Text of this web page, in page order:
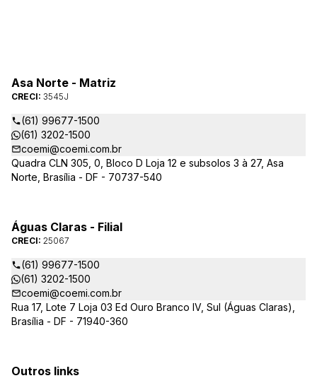
Asa Norte - Matriz
CRECI: 3545J
(61) 99677-1500
(61) 3202-1500
coemi@coemi.com.br
Quadra CLN 305, 0, Bloco D Loja 12 e subsolos 3 à 27, Asa
Norte, Brasília - DF - 70737-540
Águas Claras - Filial
CRECI: 25067
(61) 99677-1500
(61) 3202-1500
coemi@coemi.com.br
Rua 17, Lote 7 Loja 03 Ed Ouro Branco IV, Sul (Águas Claras),
Brasília - DF - 71940-360
Outros links